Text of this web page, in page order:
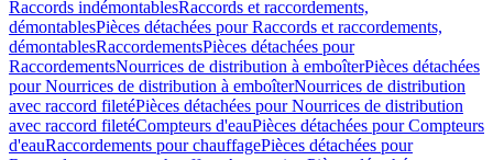
Raccords indémontablesRaccords et raccordements,
démontablesPièces détachées pour Raccords et raccordements,
démontablesRaccordementsPièces détachées pour
RaccordementsNourrices de distribution à emboîterPièces détachées
pour Nourrices de distribution à emboîterNourrices de distribution
avec raccord filetéPièces détachées pour Nourrices de distribution
avec raccord filetéCompteurs d'eauPièces détachées pour Compteurs
d'eauRaccordements pour chauffagePièces détachées pour